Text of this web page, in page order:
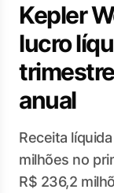
Kepler
lucro
anual
Receita
milhões no
R$ 236,2